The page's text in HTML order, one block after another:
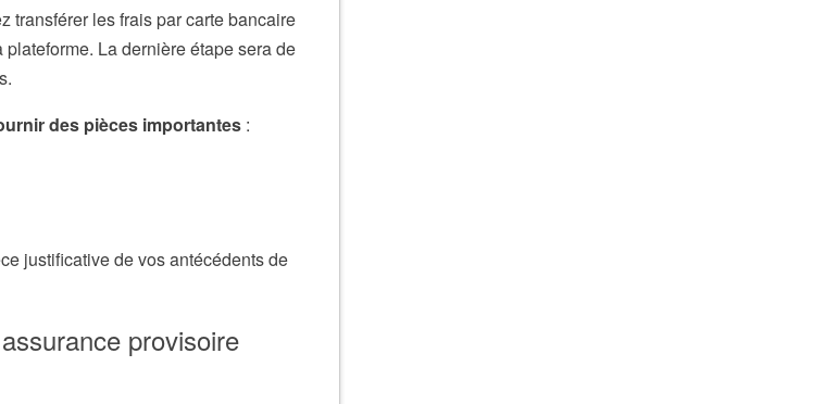
transférer les frais par carte bancaire
La dernière étape sera de
des pièces importantes :
justificative de vos antécédents de
provisoire